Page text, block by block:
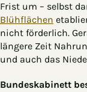
Frist um – selbst
Blühflächen
nicht förderlich.
längere Zeit
und auch das
Bundeskabinett